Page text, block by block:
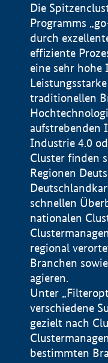
Die
Programms
durch
effiziente
eine sehr hohe
traditionellen
aufstrebenden
Industrie 4.0
Cluster finden
Regionen
schnellen
nationalen
regional
Branchen
agieren.
Unter
verschiedene
gezielt nach
bestimmten
Impressum
Datenschutzerklärung
BMWE, 2026 ©
100 km © Geobasis-DE /